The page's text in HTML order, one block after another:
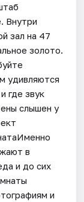
Внутри
зал на 47
золото.
удивляются
где звук
слышен у
в
и до сих
и